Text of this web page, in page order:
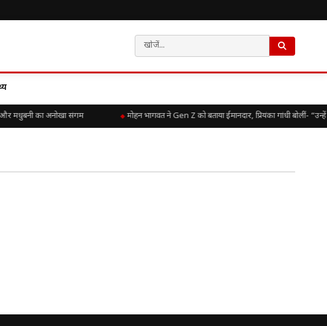
और मधुबनी का अनोखा संगम मोहन भागवत ने Gen Z को बताया ईमानदार, प्रियंका गांधी बोलीं-